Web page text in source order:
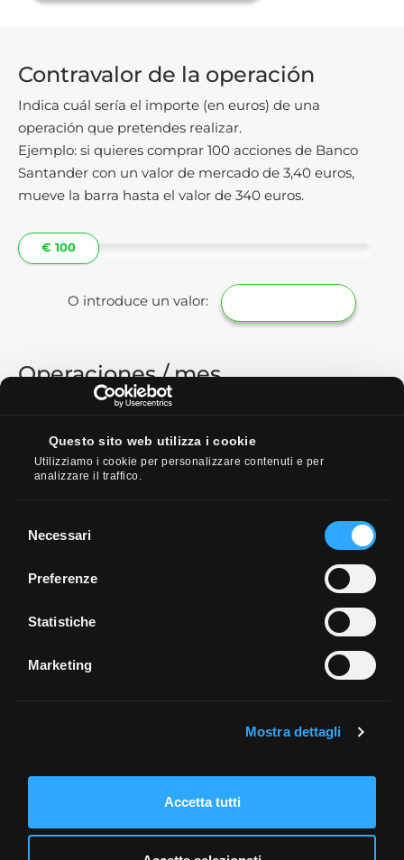
Questo sito web utilizza i cookie
Utilizziamo i cookie per personalizzare contenuti e per
analizzare il traffico.
del
Necessari
Preferenze
Statistiche
Marketing
Mostra dettagli
Accetta tutti
Contravalor de la operación
Indica cuál sería el importe (en euros) de una
operación que pretendes realizar.
Ejemplo: si quieres comprar 100 acciones de Banco
Santander con un valor de mercado de 3,40 euros,
mueve la barra hasta el valor de 340 euros.
€ 100
O introduce un valor:
Operaciones / mes
Indica el número total de operaciones que realizas
porque algunos brokers pueden asignarte comisiones
más bajas si eres un inversor activo que opera mucho
Leer la reseña →